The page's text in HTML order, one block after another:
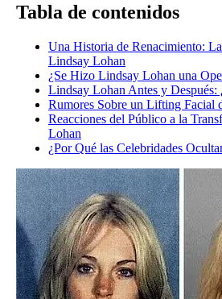
Tabla de contenidos
Una Historia de Renacimiento:
Lindsay Lohan
¿Se Hizo Lindsay Lohan una
Lindsay Lohan Antes y Después:
Rumores Sobre un Lifting Facial
Reacciones del Público a la
Lohan
¿Por Qué las Celebridades